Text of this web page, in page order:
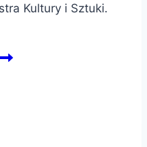
Kultury i Sztuki.